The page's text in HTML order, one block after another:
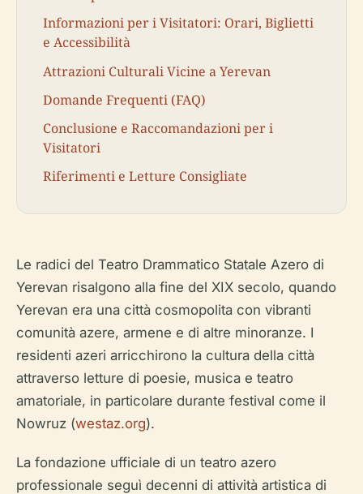
Informazioni per i Visitatori: Orari, Biglietti
e Accessibilità
Attrazioni Culturali Vicine a Yerevan
Domande Frequenti (FAQ)
Conclusione e Raccomandazioni per i
Visitatori
Riferimenti e Letture Consigliate
Le radici del Teatro Drammatico Statale Azero di
Yerevan risalgono alla fine del XIX secolo, quando
Yerevan era una città cosmopolita con vibranti
comunità azere, armene e di altre minoranze. I
residenti azeri arricchirono la cultura della città
attraverso letture di poesie, musica e teatro
amatoriale, in particolare durante festival come il
Nowruz (westaz.org).
La fondazione ufficiale di un teatro azero
professionale seguì decenni di attività artistica di